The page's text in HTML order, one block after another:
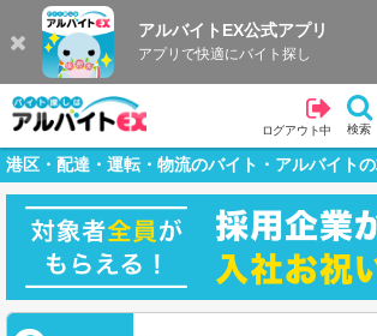
アルバイトEX公式アプリ
アプリで快適にバイト探し
ログアウト中 検索
港区・配達・運転・物流のバイト・アルバイト